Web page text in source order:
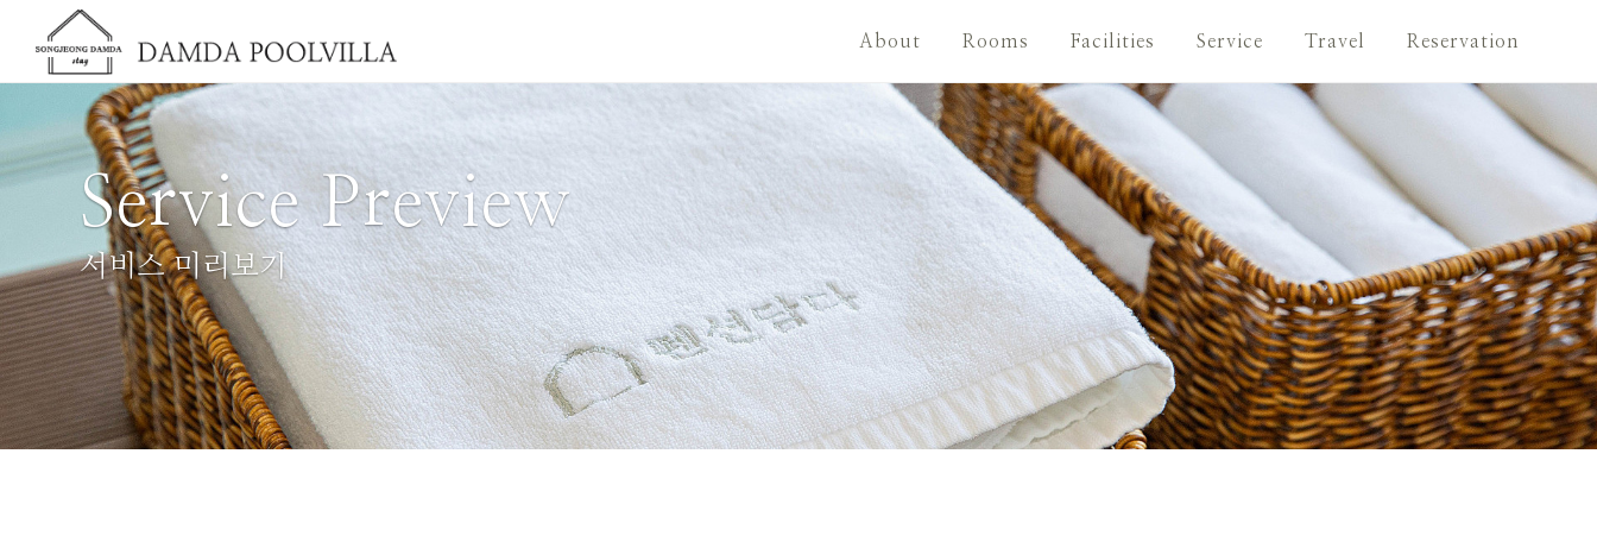
About Rooms Facilities Service Travel Reservation
Service Preview
서비스 미리보기